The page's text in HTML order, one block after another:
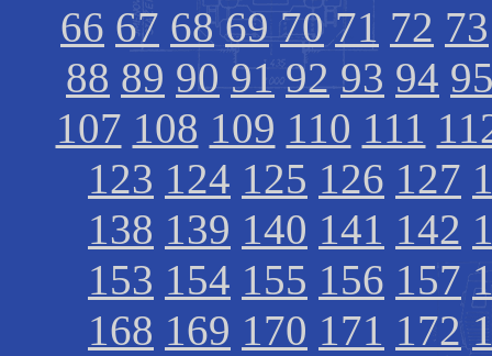
66 67 68 69 70 71 72 73
88 89 90 91 92 93 94
107 108 109 110 111
123 124 125 126 127
138 139 140 141 142
153 154 155 156 157
168 169 170 171 172